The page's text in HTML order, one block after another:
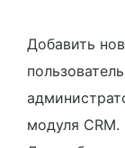
Добавить
модуля CRM.